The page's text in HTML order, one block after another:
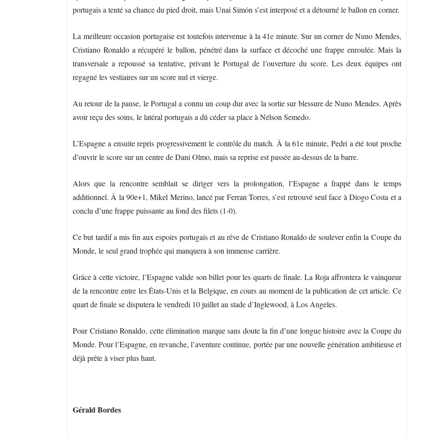
portugais a tenté sa chance du pied droit, mais Unai Simón s’est interposé et a détourné le ballon en corner.
La meilleure occasion portugaise est toutefois intervenue à la 41e minute. Sur un corner de Nuno Mendes,
Cristiano Ronaldo a récupéré le ballon, pénétré dans la surface et décoché une frappe enroulée. Mais la
transversale a repoussé sa tentative, privant le Portugal de l’ouverture du score. Les deux équipes ont
regagné les vestiaires sur un score nul et vierge.
Au retour de la pause, le Portugal a connu un coup dur avec la sortie sur blessure de Nuno Mendes. Après
avoir reçu des soins, le latéral portugais a dû céder sa place à Nélson Semedo.
L’Espagne a ensuite repris progressivement le contrôle du match. À la 61e minute, Pedri a été tout proche
d’ouvrir le score sur un centre de Dani Olmo, mais sa reprise est passée au-dessus de la barre.
Alors que la rencontre semblait se diriger vers la prolongation, l’Espagne a frappé dans le temps
additionnel. À la 90e+1, Mikel Merino, lancé par Ferran Torres, s’est retrouvé seul face à Diogo Costa et a
conclu d’une frappe puissante au fond des filets (1-0).
Ce but tardif a mis fin aux espoirs portugais et au rêve de Cristiano Ronaldo de soulever enfin la Coupe du
Monde, le seul grand trophée qui manquera à son immense carrière.
Grâce à cette victoire, l’Espagne valide son billet pour les quarts de finale. La Roja affrontera le vainqueur
de la rencontre entre les États-Unis et la Belgique, en cours au moment de la publication de cet article. Ce
quart de finale se disputera le vendredi 10 juillet au stade d’Inglewood, à Los Angeles.
Pour Cristiano Ronaldo, cette élimination marque sans doute la fin d’une longue histoire avec la Coupe du
Monde. Pour l’Espagne, en revanche, l’aventure continue, portée par une nouvelle génération ambitieuse et
déjà prête à viser plus haut.
Gérald Bordes